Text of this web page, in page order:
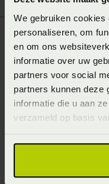
We gebruiken
personaliseren, om
en om ons
informatie over uw
partners voor social
partners kunnen deze
informatie die u aan
verzameld op basis
In de winterperiode
slaapproblemen door
onnatuurlijke
aan het werk te gaan
Zorg dat je in